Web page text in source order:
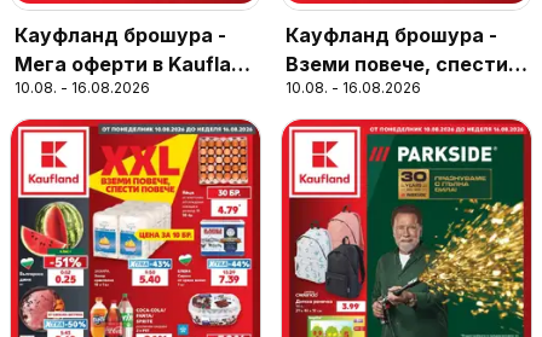
Кауфланд брошура -
Мега оферти в Kaufland
с валидност до
16.08.08.2026
10.08. - 16.08.2026
Кауфланд брошура -
Вземи повече, спести
повече с Kaufland с
валидност до
16.08.2026
10.08. - 16.08.2026